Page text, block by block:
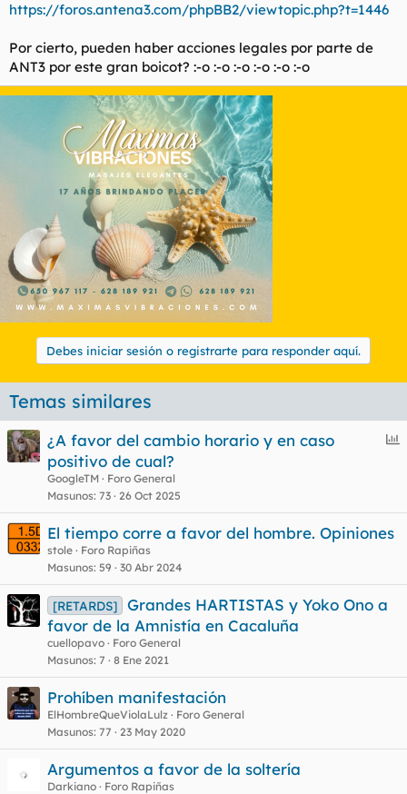
https://foros.antena3.com/phpBB2/viewtopic.php?t=1446
Por cierto, pueden haber acciones legales por parte de
ANT3 por este gran boicot? :-o :-o :-o :-o :-o :-o
Debes iniciar sesión o registrarte para responder aquí.
Temas similares
E
e
¿A favor del cambio horario y en caso
positivo de cual?
GoogleTM
Foro General
Masunos 73 26 Oct 2025
El tiempo corre a favor del hombre. Opiniones
stole
Foro Rapiñas
Masunos 59 30 Abr 2024
[RETARDS]
Grandes HARTISTAS y Yoko Ono a
favor de la Amnistía en Cacaluña
cuellopavo
Foro General
Masunos 7 8 Ene 2021
Prohíben manifestación
ElHombreQueViolaLulz
Foro General
Masunos 77 23 May 2020
Argumentos a favor de la soltería
Darkiano
Foro Rapiñas